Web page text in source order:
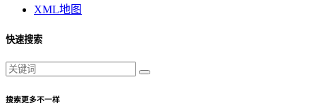
XML地图
快速搜索
搜索更多不一样